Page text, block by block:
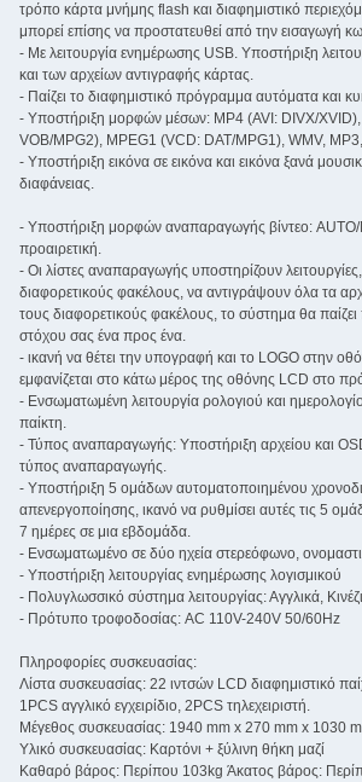
τρόπο κάρτα μνήμης flash και διαφημιστικό
μπορεί επίσης να προστατευθεί από την εισαγωγή
- Με λειτουργία ενημέρωσης USB. Υποστήριξη
και των αρχείων αντιγραφής κάρτας.
- Παίζει το διαφημιστικό πρόγραμμα αυτόματα και
- Υποστήριξη μορφών μέσων: MP4 (AVI: DIVX/
VOB/MPG2), MPEG1 (VCD: DAT/MPG1), WMV,
- Υποστήριξη εικόνα σε εικόνα και εικόνα ξανά
διαφάνειας.
- Υποστήριξη μορφών αναπαραγωγής βίντεο: AUTO/
προαιρετική.
- Οι λίστες αναπαραγωγής υποστηρίζουν
διαφορετικούς φακέλους, να αντιγράψουν όλα τα
τους διαφορετικούς φακέλους, το σύστημα θα παίζει
στόχου σας ένα προς ένα.
- ικανή να θέτει την υπογραφή και το LOGO στην
εμφανίζεται στο κάτω μέρος της οθόνης LCD στο
- Ενσωματωμένη λειτουργία ρολογιού και
παίκτη.
- Τύπος αναπαραγωγής: Υποστήριξη αρχείου και
τύπος αναπαραγωγής.
- Υποστήριξη 5 ομάδων αυτοματοποιημένου
απενεργοποίησης, ικανό να ρυθμίσει αυτές τις 5
7 ημέρες σε μια εβδομάδα.
- Ενσωματωμένο σε δύο ηχεία στερεόφωνο,
- Υποστήριξη λειτουργίας ενημέρωσης λογισμικού
- Πολυγλωσσικό σύστημα λειτουργίας: Αγγλικά,
- Πρότυπο τροφοδοσίας: AC 110V-240V 50/60Hz
Πληροφορίες συσκευασίας:
Λίστα συσκευασίας: 22 ιντσών LCD διαφημιστικό
1PCS αγγλικό εγχειρίδιο, 2PCS τηλεχειριστή.
Μέγεθος συσκευασίας: 1940 mm x 270 mm x 1030
Υλικό συσκευασίας: Καρτόνι + ξύλινη θήκη μαζί
Καθαρό βάρος: Περίπου 103kg Άκατος βάρος: